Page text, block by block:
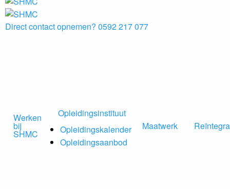
Direct contact opnemen? 0592 217 077
Werken
bij
SHMC
Opleidingsinstituut
Opleidingskalender
Opleidingsaanbod
Maatwerk